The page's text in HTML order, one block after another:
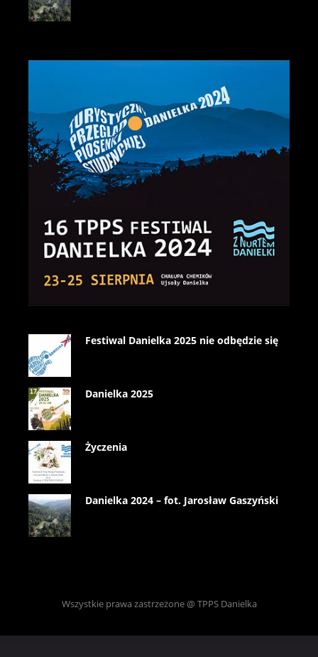
Festiwal Danielka 2025 nie odbędzie się
Danielka 2025
Życzenia
Danielka 2024 – fot. Jarosław Gaszyński
Wszystkie prawa zastrzeżone @ TPPS Danielka